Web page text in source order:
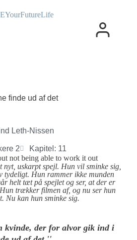
finde ud af det
Leth-Nissen
2 Kapitel: 11
nyt, uskarpt spejl. Hun vil sminke sig,
tydeligt. Hun rammer ikke munden
helt tæt på spejlet og ser, at der er
trækker filmen af, og nu ser hun
Nu kan hun sminke sig.
kvinde, der for alvor gik ind i